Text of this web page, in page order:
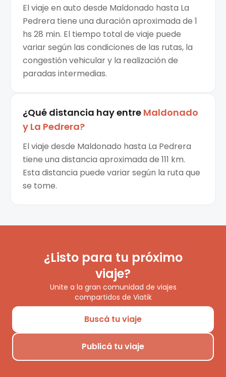
El viaje en auto desde Maldonado hasta La
Pedrera tiene una duración aproximada de 1
hs 28 min. El tiempo total de viaje puede
variar según las condiciones de las rutas, la
congestión vehicular y la realización de
paradas intermedias.
¿Qué distancia hay entre Maldonado
y La Pedrera?
El viaje desde Maldonado hasta La Pedrera
tiene una distancia aproximada de 111 km.
Esta distancia puede variar según la ruta que
se tome.
¿Listo para tu próximo
viaje?
Unite a la gran comunidad de viajes
compartidos de Viatik
Buscá tu viaje
Publicá tu viaje